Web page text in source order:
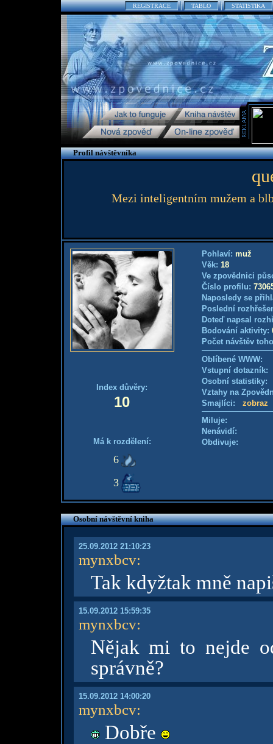
REGISTRACE TABLO STATISTIKA
Profil návštěvníka
Mezi inteligentním mužem a
Index důvěry:
10
Má k rozdělení:
6
3
Pohlaví: muž
Věk: 18
Ve zpovědnici
Číslo profilu:
Naposledy se
Poslední
Doteď napsal
Bodování aktivity:
Počet návštěv
Oblíbené WWW:
Vstupní
Osobní
Vztahy na
Smajlíci: zobraz
Miluje:
Nenávidí:
Obdivuje:
Osobní návštěvní kniha
25.09.2012 21:10:23
mynxbcv:
Tak kdyžtak mně
15.09.2012 15:59:35
mynxbcv:
Nějak mi to nejde
správně?
15.09.2012 14:00:20
mynxbcv:
Dobře